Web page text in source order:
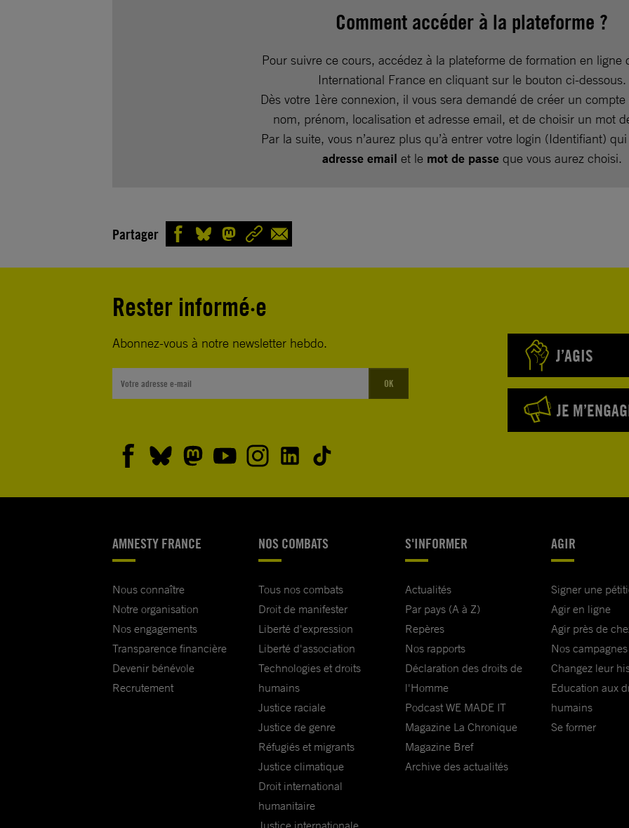
Comment accéder à la plateforme ?
Pour suivre ce cours, accédez à la plateforme de formation en ligne
International France en cliquant sur le bouton ci-dessous.
Dès votre 1ère connexion, il vous sera demandé de créer un compte
nom, prénom, localisation et adresse email, et de choisir un mot
Par la suite, vous n’aurez plus qu’à entrer votre login (Identifiant)
adresse email et le mot de passeque vous aurez choisi.
Partager
Rester informé·e
Abonnez-vous à notre newsletter hebdo.
OK
J’AGIS
JE
AMNESTY FRANCE
Nous connaître
Notre organisation
Nos engagements
Transparence financière
Devenir bénévole
Recrutement
NOS COMBATS
Tous nos combats
Droit de manifester
Liberté d'expression
Liberté d'association
Technologies et droits
humains
Justice raciale
Justice de genre
Réfugiés et migrants
Justice climatique
Droit international
humanitaire
Justice internationale
S'INFORMER
Actualités
Par pays (A à Z)
Repères
Nos rapports
Déclaration des droits de
l'Homme
Podcast WE MADE IT
Magazine La Chronique
Magazine Bref
Archive des actualités
AGIR
Signer une
Agir en ligne
Agir près de
Nos campagnes
Changez leur
Education aux
humains
Se former